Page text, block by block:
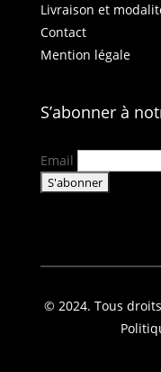
Livraison et
Contact
Mention légale
S’abonner à
Email
© 2024. Tous